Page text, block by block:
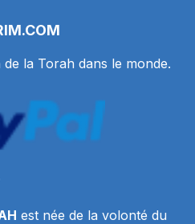
la Torah dans le monde.
est née de la volonté du